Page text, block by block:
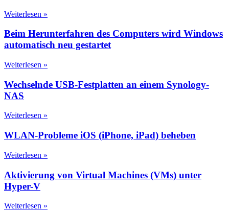
Weiterlesen »
Beim Herunterfahren des Computers wird Windows
automatisch neu gestartet
Weiterlesen »
Wechselnde USB-Festplatten an einem Synology-
NAS
Weiterlesen »
WLAN-Probleme iOS (iPhone, iPad) beheben
Weiterlesen »
Aktivierung von Virtual Machines (VMs) unter
Hyper-V
Weiterlesen »